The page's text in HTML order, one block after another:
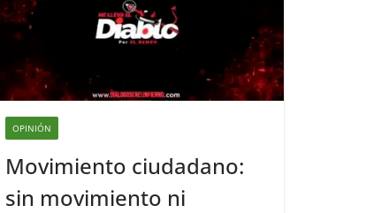
OPINIÓN
Movimiento ciudadano:
sin movimiento ni